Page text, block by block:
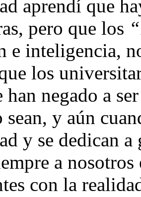
aprendí que
pero que los
e inteligencia,
los
han negado a
y aún
y se dedican a
a
con la